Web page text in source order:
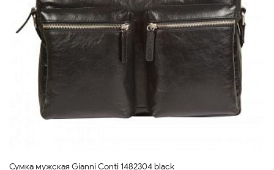
Сумка мужская Gianni Conti 1482304 black